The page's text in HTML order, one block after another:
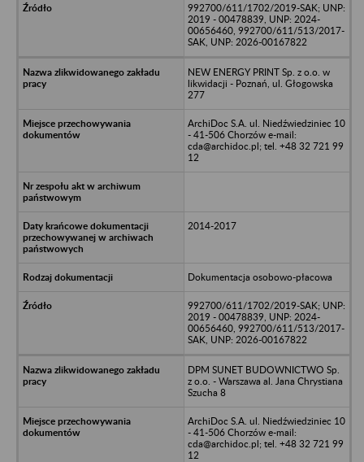
992700/611/1702/2019-SAK; UNP:
2019 - 00478839, UNP: 2024-
00656460, 992700/611/513/2017-
SAK, UNP: 2026-00167822
NEW ENERGY PRINT Sp. z o.o. w
likwidacji - Poznań, ul. Głogowska
277
ArchiDoc S.A. ul. Niedźwiedziniec 10
- 41-506 Chorzów e-mail:
cda@archidoc.pl; tel. +48 32 721 99
12
2014-2017
Dokumentacja osobowo-płacowa
992700/611/1702/2019-SAK; UNP:
2019 - 00478839, UNP: 2024-
00656460, 992700/611/513/2017-
SAK, UNP: 2026-00167822
DPM SUNET BUDOWNICTWO Sp.
z o.o. - Warszawa al. Jana Chrystiana
Szucha 8
ArchiDoc S.A. ul. Niedźwiedziniec 10
- 41-506 Chorzów e-mail:
cda@archidoc.pl; tel. +48 32 721 99
12